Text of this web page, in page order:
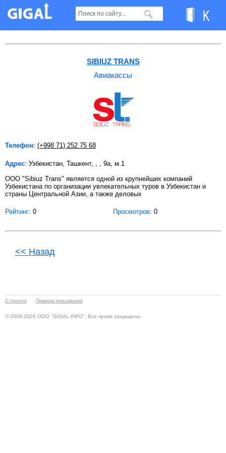
Авиакассы в Ташкенте Страница 13
SIBIUZ TRANS
Авиакассы
Телефон: (+998 71) 252 75 68
Адрес: Узбекистан, Ташкент, , , 9a, м.1
ООО "Sibiuz Trans" является одной из крупнейших компаний
Узбекистана по организации увлекательных туров в Узбекистан и
страны Центральной Азии, а также деловых
Рейтинг: 0 Просмотров: 0
<< Назад
О проекте Правила пользования
© 2008-2026 ООО "GIGAL-INFO". Все права защищены.